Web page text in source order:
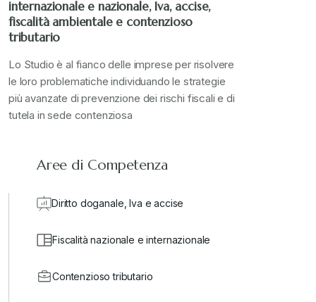
Stampa 2023
Stampa 2024
valore in dogana
internazionale e nazionale, Iva, accise,
fiscalità ambientale e contenzioso
tributario
Lo Studio è al fianco delle imprese per risolvere
le loro problematiche individuando le strategie
più avanzate di prevenzione dei rischi fiscali e di
tutela in sede contenziosa
Aree di Competenza
Diritto doganale, Iva e accise
Fiscalità nazionale e internazionale
Contenzioso tributario